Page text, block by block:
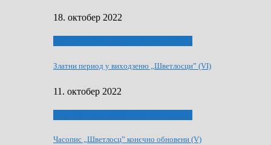
18. октобер 2022
Златни период у виходзеню „Шветлосци” (VI)
11. октобер 2022
Часопис „Шветлосц” конєчно обновени (V)